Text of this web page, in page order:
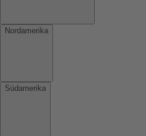
Nordamerika
Südamerika